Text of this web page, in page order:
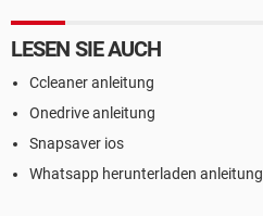
LESEN SIE AUCH
Ccleaner anleitung
Onedrive anleitung
Snapsaver ios
Whatsapp herunterladen anleitung